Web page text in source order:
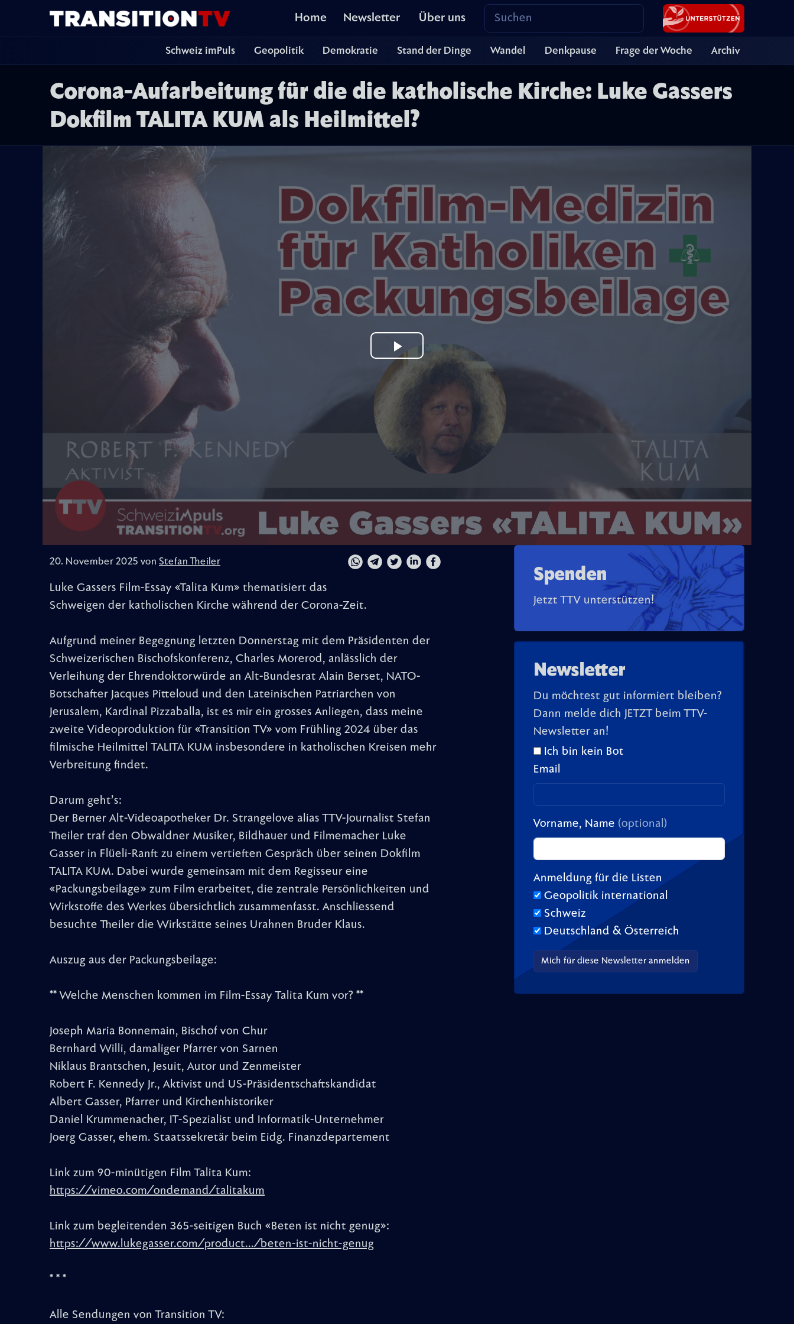
Home Newsletter Über uns
Schweiz imPuls Geopolitik Demokratie Stand der Dinge Wandel Denkpause Frage der Woche Archiv
Corona-Aufarbeitung für die die katholische Kirche: Luke Gassers
Dokfilm TALITA KUM als Heilmittel?
20. November 2025 von Stefan Theiler
Luke Gassers Film-Essay «Talita Kum» thematisiert das
Schweigen der katholischen Kirche während der Corona-Zeit.
Aufgrund meiner Begegnung letzten Donnerstag mit dem Präsidenten der
Schweizerischen Bischofskonferenz, Charles Morerod, anlässlich der
Verleihung der Ehrendoktorwürde an Alt-Bundesrat Alain Berset, NATO-
Botschafter Jacques Pitteloud und den Lateinischen Patriarchen von
Jerusalem, Kardinal Pizzaballa, ist es mir ein grosses Anliegen, dass meine
zweite Videoproduktion für «Transition TV» vom Frühling 2024 über das
filmische Heilmittel TALITA KUM insbesondere in katholischen Kreisen mehr
Verbreitung findet.
Darum geht’s:
Der Berner Alt-Videoapotheker Dr. Strangelove alias TTV-Journalist Stefan
Theiler traf den Obwaldner Musiker, Bildhauer und Filmemacher Luke
Gasser in Flüeli-Ranft zu einem vertieften Gespräch über seinen Dokfilm
TALITA KUM. Dabei wurde gemeinsam mit dem Regisseur eine
«Packungsbeilage» zum Film erarbeitet, die zentrale Persönlichkeiten und
Wirkstoffe des Werkes übersichtlich zusammenfasst. Anschliessend
besuchte Theiler die Wirkstätte seines Urahnen Bruder Klaus.
Auszug aus der Packungsbeilage:
** Welche Menschen kommen im Film-Essay Talita Kum vor? **
Joseph Maria Bonnemain, Bischof von Chur
Bernhard Willi, damaliger Pfarrer von Sarnen
Niklaus Brantschen, Jesuit, Autor und Zenmeister
Robert F. Kennedy Jr., Aktivist und US-Präsidentschaftskandidat
Albert Gasser, Pfarrer und Kirchenhistoriker
Daniel Krummenacher, IT-Spezialist und Informatik-Unternehmer
Joerg Gasser, ehem. Staatssekretär beim Eidg. Finanzdepartement
Link zum 90-minütigen Film Talita Kum:
https://vimeo.com/ondemand/talitakum
Link zum begleitenden 365-seitigen Buch «Beten ist nicht genug»:
https://www.lukegasser.com/product.../beten-ist-nicht-genug
* * *
Alle Sendungen von Transition TV:
Spenden
Jetzt TTV unterstützen!
Newsletter
Du möchtest gut informiert bleiben?
Dann melde dich JETZT beim TTV-
Newsletter an!
Ich bin kein Bot
Email
Vorname, Name (optional)
Anmeldung für die Listen
Geopolitik international
Schweiz
Deutschland & Österreich